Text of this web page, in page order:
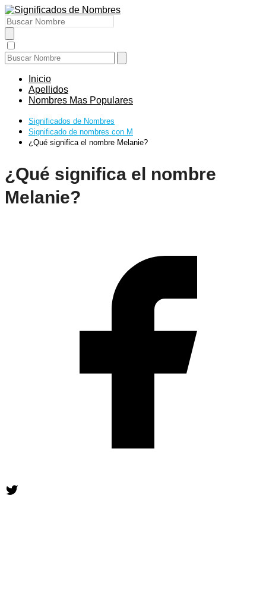
Inicio
Apellidos
Nombres Mas Populares
Significados de Nombres
Significado de nombres con M
¿Qué significa el nombre Melanie?
¿Qué significa el nombre
Melanie?